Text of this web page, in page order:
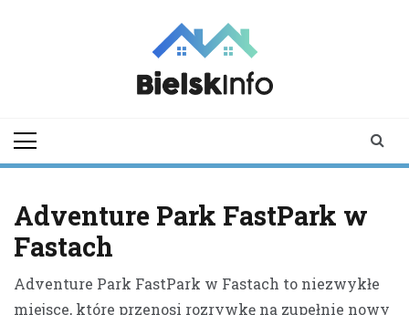
Podlaskiego i
Adventure Park FastPark w
Fastach
Adventure Park FastPark w Fastach to niezwykłe
miejsce, które przenosi rozrywkę na zupełnie nowy